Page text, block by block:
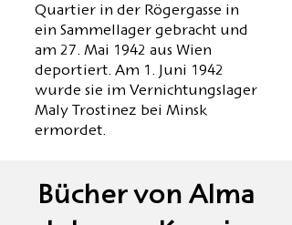
Quartier in der Rögergasse in
ein Sammellager gebracht und
am 27. Mai 1942 aus Wien
deportiert. Am 1. Juni 1942
wurde sie im Vernichtungslager
Maly Trostinez bei Minsk
ermordet.
Bücher von Alma